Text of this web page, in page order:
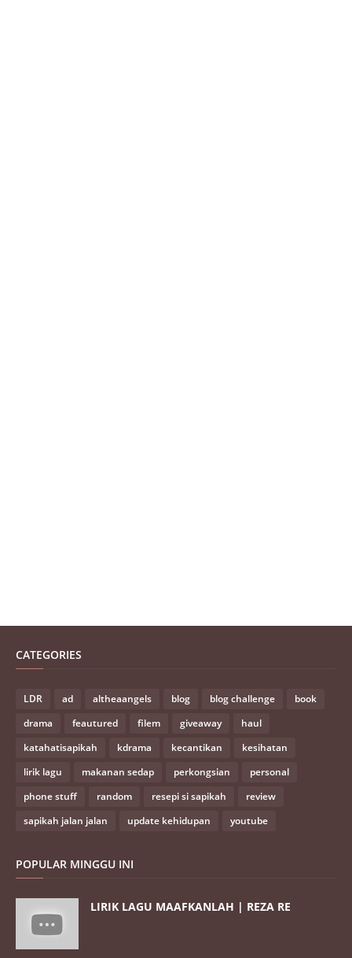
CATEGORIES
LDR ad altheaangels blog blog challenge
book
drama
feautured filem giveaway
haul
katahatisapikah
kdrama kecantikan
kesihatan
lirik lagu
makanan sedap perkongsian
personal
phone stuff
random resepi si sapikah
review
sapikah jalan jalan
update kehidupan youtube
POPULAR MINGGU INI
LIRIK LAGU MAAFKANLAH | REZA RE